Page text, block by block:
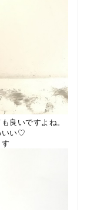
良いですよね。
いい♡